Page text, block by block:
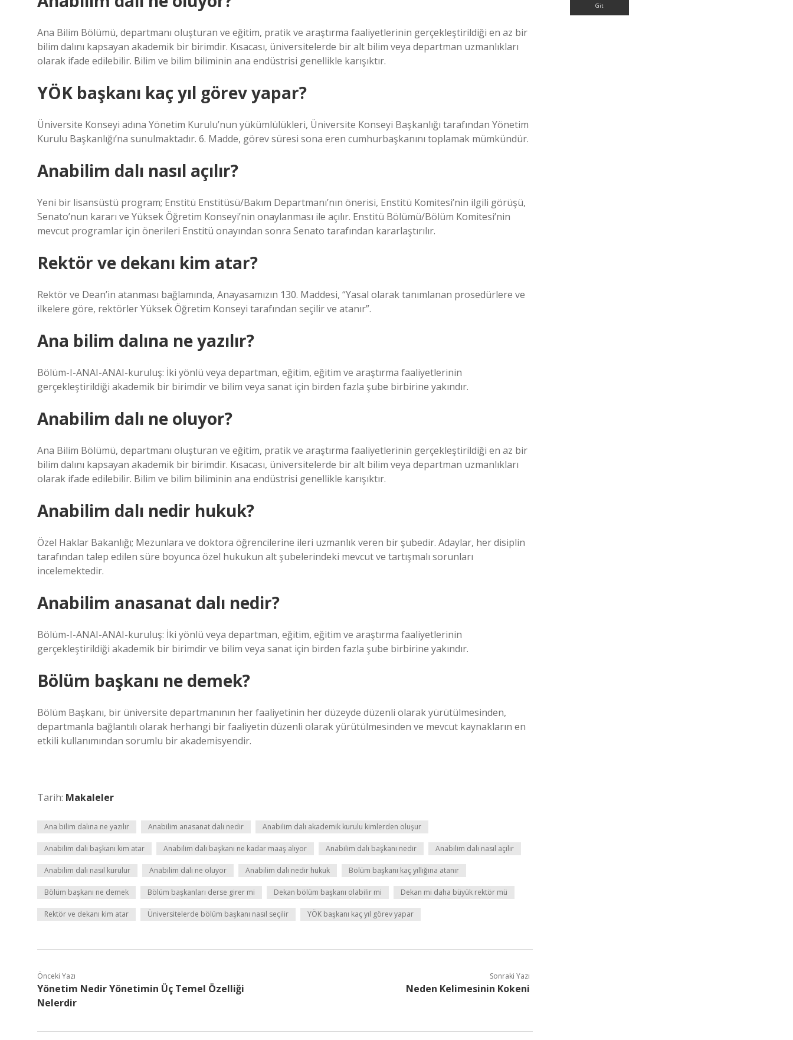
Ana Bilim Bölümü, departmanı oluşturan ve eğitim, pratik ve araştırma faaliyetlerinin gerçekleştirildiği en az bir
bilim dalını kapsayan akademik bir birimdir. Kısacası, üniversitelerde bir alt bilim veya departman uzmanlıkları
olarak ifade edilebilir. Bilim ve bilim biliminin ana endüstrisi genellikle karışıktır.
YÖK başkanı kaç yıl görev yapar?
Üniversite Konseyi adına Yönetim Kurulu’nun yükümlülükleri, Üniversite Konseyi Başkanlığı tarafından Yönetim
Kurulu Başkanlığı’na sunulmaktadır. 6. Madde, görev süresi sona eren cumhurbaşkanını toplamak mümkündür.
Anabilim dalı nasıl açılır?
Yeni bir lisansüstü program; Enstitü Enstitüsü/Bakım Departmanı’nın önerisi, Enstitü Komitesi’nin ilgili görüşü,
Senato’nun kararı ve Yüksek Öğretim Konseyi’nin onaylanması ile açılır. Enstitü Bölümü/Bölüm Komitesi’nin
mevcut programlar için önerileri Enstitü onayından sonra Senato tarafından kararlaştırılır.
Rektör ve dekanı kim atar?
Rektör ve Dean’in atanması bağlamında, Anayasamızın 130. Maddesi, “Yasal olarak tanımlanan prosedürlere ve
ilkelere göre, rektörler Yüksek Öğretim Konseyi tarafından seçilir ve atanır”.
Ana bilim dalına ne yazılır?
Bölüm-I-ANAI-ANAI-kuruluş: İki yönlü veya departman, eğitim, eğitim ve araştırma faaliyetlerinin
gerçekleştirildiği akademik bir birimdir ve bilim veya sanat için birden fazla şube birbirine yakındır.
Anabilim dalı ne oluyor?
Ana Bilim Bölümü, departmanı oluşturan ve eğitim, pratik ve araştırma faaliyetlerinin gerçekleştirildiği en az bir
bilim dalını kapsayan akademik bir birimdir. Kısacası, üniversitelerde bir alt bilim veya departman uzmanlıkları
olarak ifade edilebilir. Bilim ve bilim biliminin ana endüstrisi genellikle karışıktır.
Anabilim dalı nedir hukuk?
Özel Haklar Bakanlığı; Mezunlara ve doktora öğrencilerine ileri uzmanlık veren bir şubedir. Adaylar, her disiplin
tarafından talep edilen süre boyunca özel hukukun alt şubelerindeki mevcut ve tartışmalı sorunları
incelemektedir.
Anabilim anasanat dalı nedir?
Bölüm-I-ANAI-ANAI-kuruluş: İki yönlü veya departman, eğitim, eğitim ve araştırma faaliyetlerinin
gerçekleştirildiği akademik bir birimdir ve bilim veya sanat için birden fazla şube birbirine yakındır.
Bölüm başkanı ne demek?
Bölüm Başkanı, bir üniversite departmanının her faaliyetinin her düzeyde düzenli olarak yürütülmesinden,
departmanla bağlantılı olarak herhangi bir faaliyetin düzenli olarak yürütülmesinden ve mevcut kaynakların en
etkili kullanımından sorumlu bir akademisyendir.
Tarih: Makaleler
Ana bilim dalına ne yazılır Anabilim anasanat dalı nedir Anabilim dalı akademik kurulu kimlerden oluşur
Anabilim dalı başkanı kim atar Anabilim dalı başkanı ne kadar maaş alıyor Anabilim dalı başkanı nedir Anabilim dalı nasıl açılır
Anabilim dalı nasıl kurulur Anabilim dalı ne oluyor Anabilim dalı nedir hukuk Bölüm başkanı kaç yıllığına atanır
Bölüm başkanı ne demek Bölüm başkanları derse girer mi Dekan bölüm başkanı olabilir mi Dekan mi daha büyük rektör mü
Rektör ve dekanı kim atar Üniversitelerde bölüm başkanı nasıl seçilir YÖK başkanı kaç yıl görev yapar
Önceki Yazı
Yönetim Nedir Yönetimin Üç Temel Özelliği
Nelerdir
Sonraki Yazı
Neden Kelimesinin Kokeni